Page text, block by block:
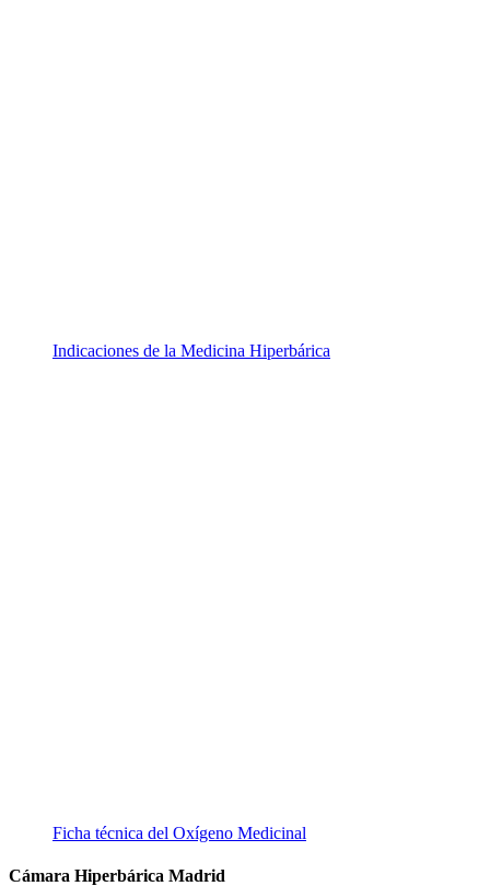
Indicaciones de la Medicina Hiperbárica
Ficha técnica del Oxígeno Medicinal
Cámara Hiperbárica Madrid